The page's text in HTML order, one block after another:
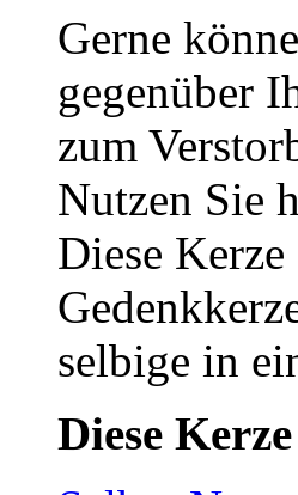
Gerne
gegenüber
zum
Nutzen Sie
Diese
selbige in
Diese